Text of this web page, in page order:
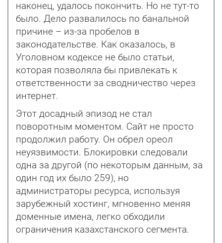
наконец, удалось покончить. Но не тут-то
было. Дело развалилось по банальной
причине – из-за пробелов в
законодательстве. Как оказалось, в
Уголовном кодексе не было статьи,
которая позволяла бы привлекать к
ответственности за сводничество через
интернет.
Этот досадный эпизод не стал
поворотным моментом. Сайт не просто
продолжил работу. Он обрел ореол
неуязвимости. Блокировки следовали
одна за другой (по некоторым данным, за
один год их было 259), но
администраторы ресурса, используя
зарубежный хостинг, мгновенно меняя
доменные имена, легко обходили
ограничения казахстанского сегмента.